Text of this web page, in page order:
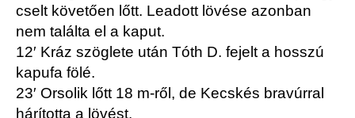
cselt követően lőtt. Leadott lövése azonban
nem találta el a kaput.
12′ Kráz szöglete után Tóth D. fejelt a hosszú
kapufa fölé.
23′ Orsolik lőtt 18 m-ről, de Kecskés bravúrral
hárította a lövést.